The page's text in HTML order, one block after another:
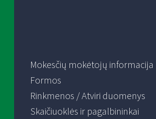
Mokesčių mokėtojų informacija
Formos
Rinkmenos / Atviri duomenys
Skaičiuoklės ir pagalbininkai